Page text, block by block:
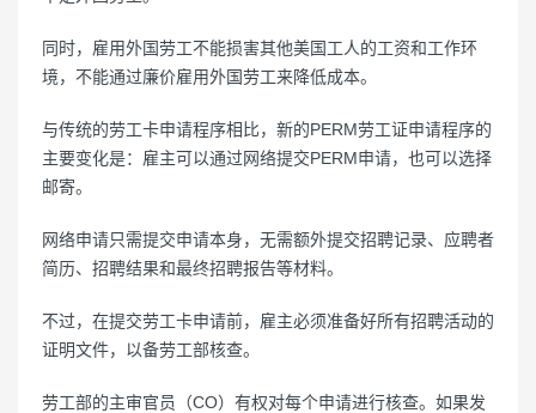
同时，雇用外国劳工不能损害其他美国工人的工资和工作环
境，不能通过廉价雇用外国劳工来降低成本。
与传统的劳工卡申请程序相比，新的PERM劳工证申请程序的
主要变化是：雇主可以通过网络提交PERM申请，也可以选择
邮寄。
网络申请只需提交申请本身，无需额外提交招聘记录、应聘者
简历、招聘结果和最终招聘报告等材料。
不过，在提交劳工卡申请前，雇主必须准备好所有招聘活动的
证明文件，以备劳工部核查。
劳工部的主审官员（CO）有权对每个申请进行核查。如果发